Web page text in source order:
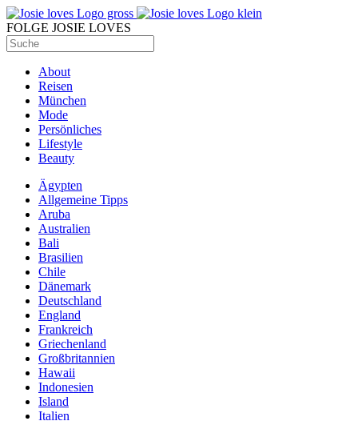
FOLGE JOSIE LOVES
About
Reisen
München
Mode
Persönliches
Lifestyle
Beauty
Ägypten
Allgemeine Tipps
Aruba
Australien
Bali
Brasilien
Chile
Dänemark
Deutschland
England
Frankreich
Griechenland
Großbritannien
Hawaii
Indonesien
Island
Italien